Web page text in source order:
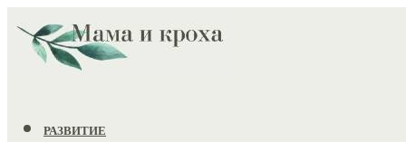
РАЗВИТИЕ